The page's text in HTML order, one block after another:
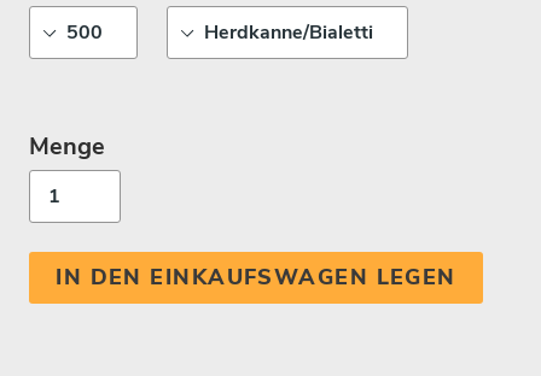
Menge
IN DEN EINKAUFSWAGEN LEGEN